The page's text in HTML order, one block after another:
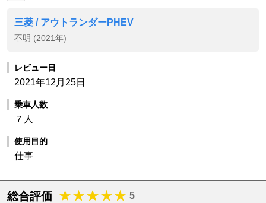
三菱 / アウトランダーPHEV
不明 (2021年)
レビュー日
2021年12月25日
乗車人数
７人
使用目的
仕事
総合評価 5